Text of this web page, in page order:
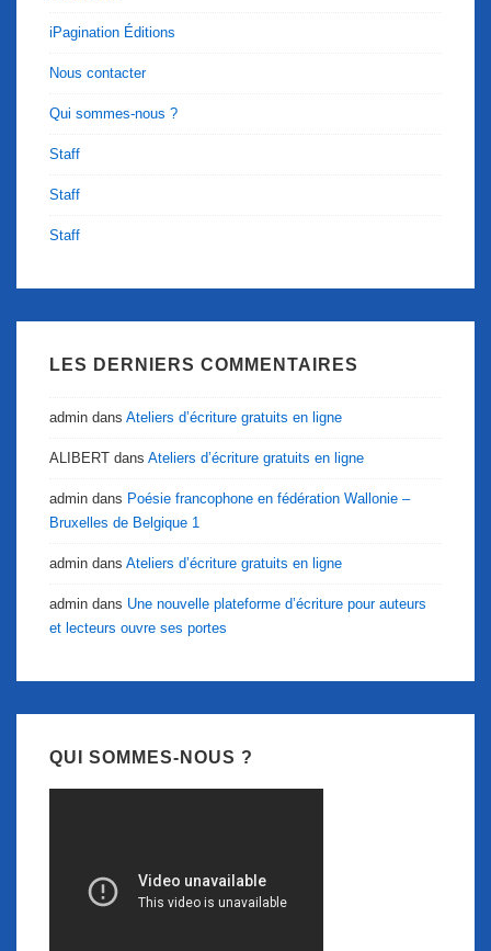
iPagination Éditions
Nous contacter
Qui sommes-nous ?
Staff
Staff
Staff
LES DERNIERS COMMENTAIRES
admin dans Ateliers d’écriture gratuits en ligne
ALIBERT dans Ateliers d’écriture gratuits en ligne
admin dans Poésie francophone en fédération Wallonie –
Bruxelles de Belgique 1
admin dans Ateliers d’écriture gratuits en ligne
admin dans Une nouvelle plateforme d’écriture pour auteurs
et lecteurs ouvre ses portes
QUI SOMMES-NOUS ?